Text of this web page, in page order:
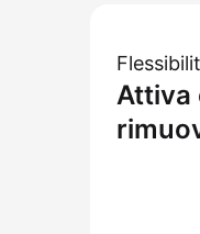
Attiva